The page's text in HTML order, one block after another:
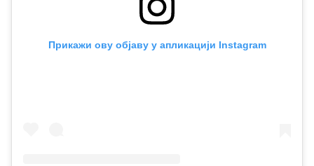
Прикажи ову објаву у апликацији Instagram